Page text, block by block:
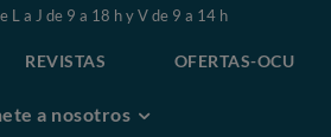
L a J de 9 a 18 h y V de 9 a 14 h
REVISTAS OFERTAS-OCU
a nosotros